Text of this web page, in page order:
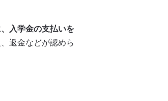
入学金の支払いを
返金などが認めら